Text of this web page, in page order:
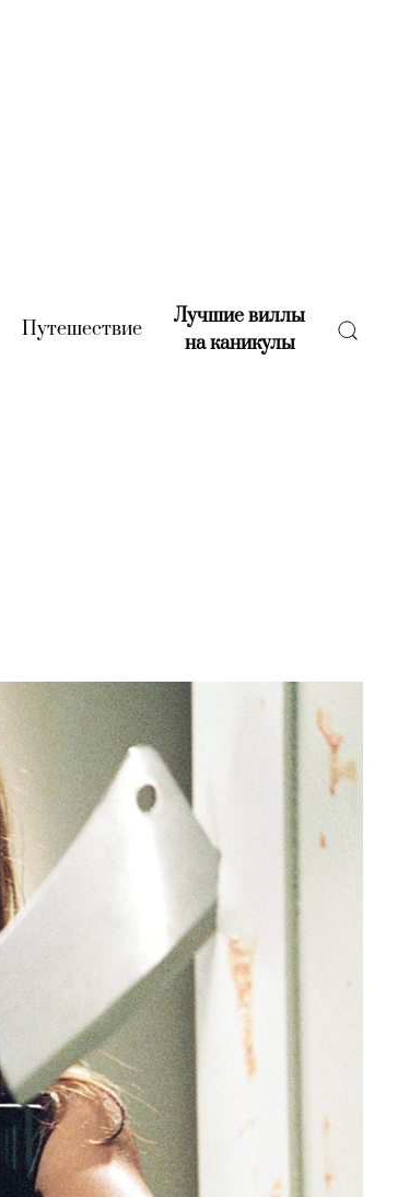
(current)
Путешествие(current)
Лучшие виллы
на каникулы(current)